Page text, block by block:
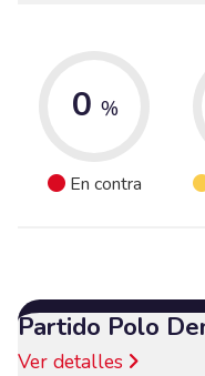
0 %
En contra
Partido Polo
Ver detalles